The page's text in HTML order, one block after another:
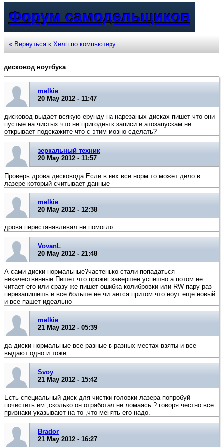
Форум самодельщиков
« Вернуться к Хелп по компьютеру
дисковод ноутбука
melkie
20 May 2012 - 11:47
дисковод выдает всякую ерунду на нарезаных дисках пишет что они
пустые на чистых что не пригодны к записи и атозапускам не
открывает подскажите что с этим мозно сделать?
зеркальный техник
20 May 2012 - 11:57
Проверь дрова дисковода.Если в них все норм то может дело в
лазере который считывает данные
melkie
20 May 2012 - 12:38
дрова перестанавливал не помогло.
VovanL
20 May 2012 - 21:48
А сами диски нормальные?частенько стали попадаться
некачественные.Пишет что прожиг завершен успешно а потом не
читает его или сразу же пишет ошибка колибровки или RW пару раз
перезапишешь и все больше не читается притом что ноут еще новый
и все пашет идеально
melkie
21 May 2012 - 05:39
да диски нормальные все разные в разных местах взяты и все
выдают одно и тоже .
Svoy
21 May 2012 - 15:42
Есть специальный диск для чистки головки лазера попробуй
почистить им ,сколько он отработал не ломаясь ? говоря честно все
признаки указывают на то ,что менять его надо.
Brador
21 May 2012 - 16:27